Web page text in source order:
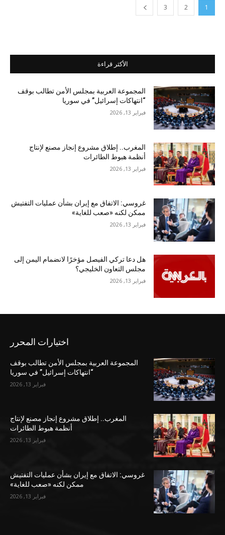
1
2
3
الأكثر قراءة
المجموعة العربية بمجلس الأمن تطالب بوقف
“انتهاكات إسرائيل” في سوريا
فبراير 13, 2026
المغرب.. إطلاق مشروع إنجاز مصنع لإنتاج
أنظمة هبوط الطائرات
فبراير 13, 2026
غروسي: الاتفاق مع إيران بشأن عمليات التفتيش
ممكن لكنه «صعب للغاية»
فبراير 13, 2026
هل دعا تركي الفيصل مؤخرًا لانضمام اليمن إلى
مجلس التعاون الخليجي؟
فبراير 13, 2026
اختيارات المحرر
المجموعة العربية بمجلس الأمن تطالب بوقف
“انتهاكات إسرائيل” في سوريا
فبراير 13, 2026
المغرب.. إطلاق مشروع إنجاز مصنع لإنتاج
أنظمة هبوط الطائرات
فبراير 13, 2026
غروسي: الاتفاق مع إيران بشأن عمليات التفتيش
ممكن لكنه «صعب للغاية»
فبراير 13, 2026